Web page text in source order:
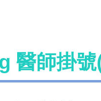
醫師掛號